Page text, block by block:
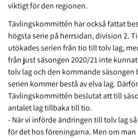
viktigt för den regionen.
Tävlingskommittén har också fattat
högsta serie på herrsidan, division 2.
utökades serien från tio till tolv lag,
från just säsongen 2020/21 inte
tolv lag och den kommande
serien kommer bestå av elva lag.
Tävlingskommittén beslutat att till
antalet lag tillbaka till tio.
- När vi införde ändringen till tolv lag
för det hos föreningarna. Men om man